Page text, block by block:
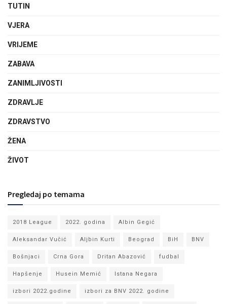
TUTIN
VJERA
VRIJEME
ZABAVA
ZANIMLJIVOSTI
ZDRAVLJE
ZDRAVSTVO
ŽENA
ŽIVOT
Pregledaj po temama
2018 League 2022. godina Albin Gegić
Aleksandar Vučić Aljbin Kurti Beograd BiH BNV
Bošnjaci Crna Gora Dritan Abazović fudbal
Hapšenje Husein Memić Istana Negara
izbori 2022.godine izbori za BNV 2022. godine